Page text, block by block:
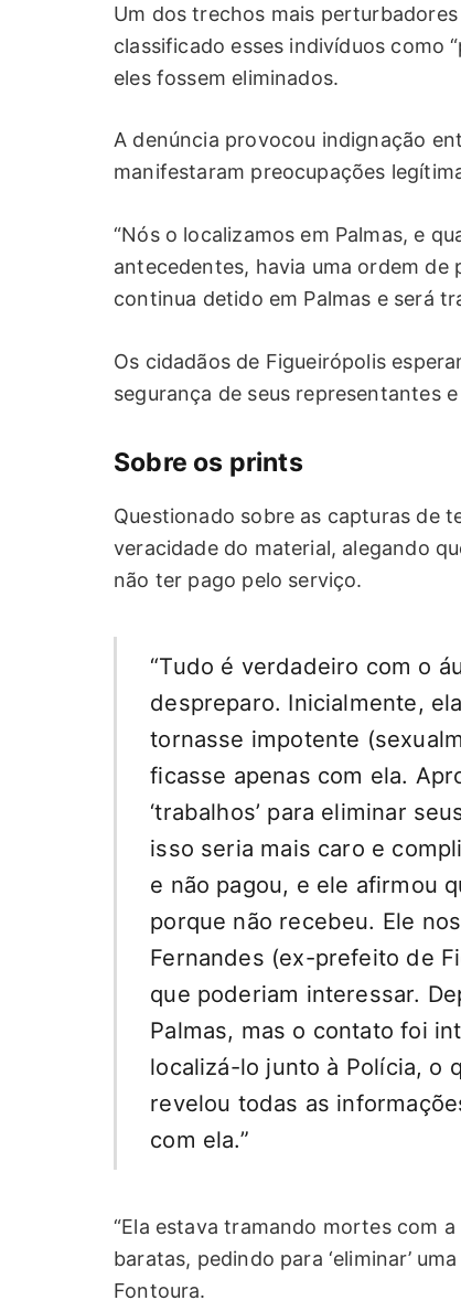
Um dos trechos mais
classificado esses indivíduos como
eles fossem eliminados.
A denúncia provocou indignação
manifestaram preocupações
“Nós o localizamos em Palmas, e
antecedentes, havia uma ordem
continua detido em Palmas e será
Os cidadãos de Figueirópolis
segurança de seus representantes
Sobre os prints
Questionado sobre as capturas de
veracidade do material, alegando
não ter pago pelo serviço.
“Tudo é verdadeiro com o
despreparo. Inicialmente,
tornasse impotente
ficasse apenas com ela.
‘trabalhos’ para eliminar
isso seria mais caro e
e não pagou, e ele afirmou
porque não recebeu. Ele
Fernandes (ex-prefeito de
que poderiam interessar.
Palmas, mas o contato foi
localizá-lo junto à Polícia, o
revelou todas as
com ela.”
“Ela estava tramando mortes com
baratas, pedindo para ‘eliminar’
Fontoura.